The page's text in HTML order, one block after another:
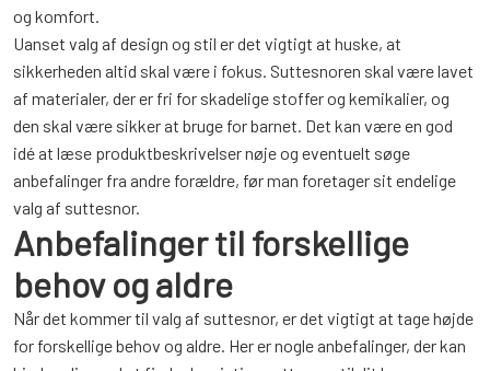
og komfort.
Uanset valg af design og stil er det vigtigt at huske, at
sikkerheden altid skal være i fokus. Suttesnoren skal være lavet
af materialer, der er fri for skadelige stoffer og kemikalier, og
den skal være sikker at bruge for barnet. Det kan være en god
idé at læse produktbeskrivelser nøje og eventuelt søge
anbefalinger fra andre forældre, før man foretager sit endelige
valg af suttesnor.
Anbefalinger til forskellige
behov og aldre
Når det kommer til valg af suttesnor, er det vigtigt at tage højde
for forskellige behov og aldre. Her er nogle anbefalinger, der kan